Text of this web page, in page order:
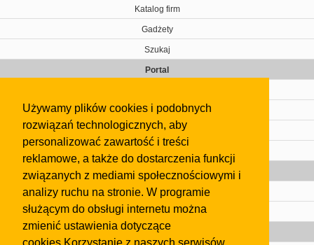
Używamy plików cookies i podobnych
rozwiązań technologicznych, aby
personalizować zawartość i treści
reklamowe, a także do dostarczenia funkcji
związanych z mediami społecznościowymi i
analizy ruchu na stronie. W programie
służącym do obsługi internetu można
zmienić ustawienia dotyczące
Katalog firm
Gadżety
Szukaj
Portal
Kontakt
Regulamin
Gazeta
Olkusz
Kontakt
Strefa dla biznesu